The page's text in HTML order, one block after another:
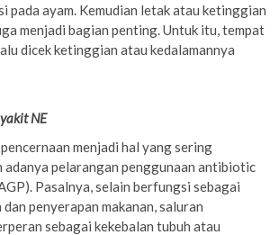
pada ayam. Kemudian letak atau ketinggian
menjadi bagian penting. Untuk itu, tempat
dicek ketinggian atau kedalamannya
NE
menjadi hal yang sering
adanya pelarangan penggunaan antibiotic
Pasalnya, selain berfungsi sebagai
penyerapan makanan, saluran
sebagai kekebalan tubuh atau